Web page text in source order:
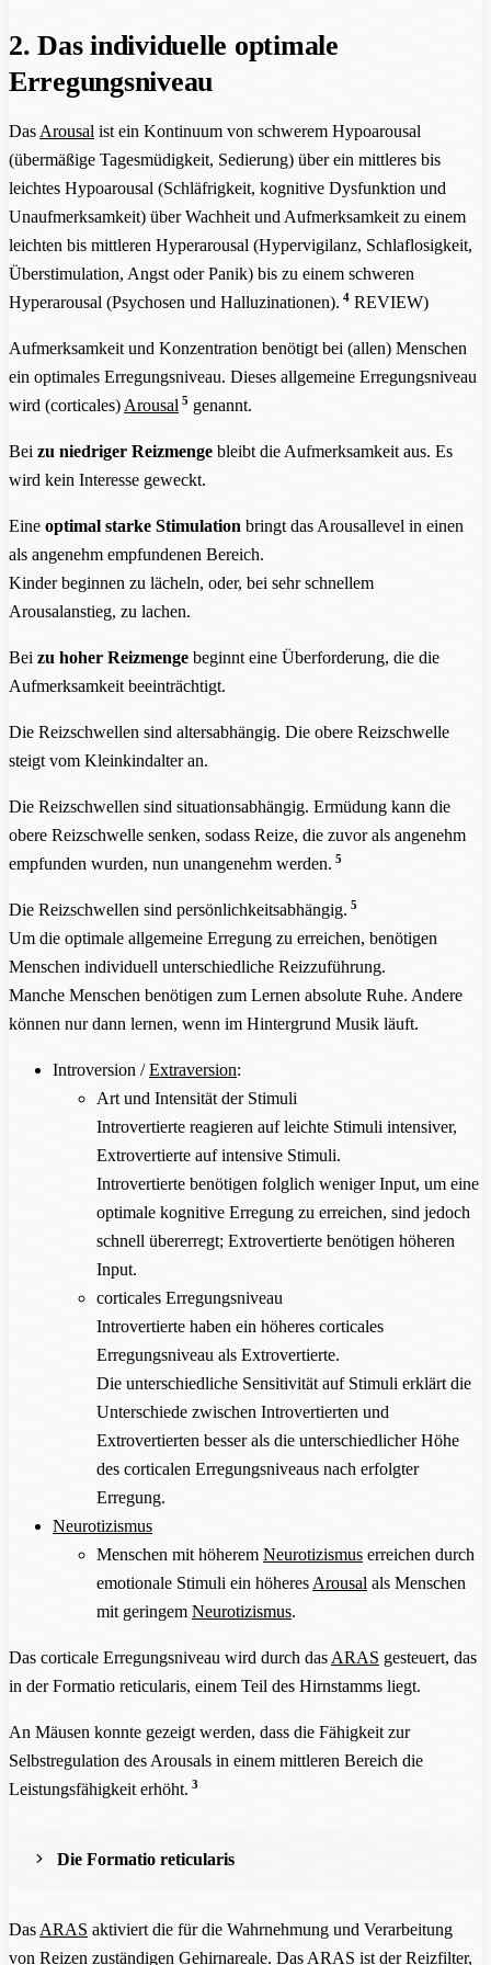
2. Das individuelle optimale
Erregungsniveau
Das Arousal ist ein Kontinuum von schwerem Hypoarousal
(übermäßige Tagesmüdigkeit, Sedierung) über ein mittleres bis
leichtes Hypoarousal (Schläfrigkeit, kognitive Dysfunktion und
Unaufmerksamkeit) über Wachheit und Aufmerksamkeit zu einem
leichten bis mittleren Hyperarousal (Hypervigilanz, Schlaflosigkeit,
Überstimulation, Angst oder Panik) bis zu einem schweren
Hyperarousal (Psychosen und Halluzinationen). 4REVIEW)
Aufmerksamkeit und Konzentration benötigt bei (allen) Menschen
ein optimales Erregungsniveau. Dieses allgemeine Erregungsniveau
wird (corticales) Arousal 5 genannt.
Bei zu niedriger Reizmenge bleibt die Aufmerksamkeit aus. Es
wird kein Interesse geweckt.
Eine optimal starke Stimulation bringt das Arousallevel in einen
als angenehm empfundenen Bereich.
Kinder beginnen zu lächeln, oder, bei sehr schnellem
Arousalanstieg, zu lachen.
Bei zu hoher Reizmenge beginnt eine Überforderung, die die
Aufmerksamkeit beeinträchtigt.
Die Reizschwellen sind altersabhängig. Die obere Reizschwelle
steigt vom Kleinkindalter an.
Die Reizschwellen sind situationsabhängig. Ermüdung kann die
obere Reizschwelle senken, sodass Reize, die zuvor als angenehm
empfunden wurden, nun unangenehm werden. 5
Die Reizschwellen sind persönlichkeitsabhängig. 5
Um die optimale allgemeine Erregung zu erreichen, benötigen
Menschen individuell unterschiedliche Reizzuführung.
Manche Menschen benötigen zum Lernen absolute Ruhe. Andere
können nur dann lernen, wenn im Hintergrund Musik läuft.
Introversion /Extraversion:
Art und Intensität der Stimuli
Introvertierte reagieren auf leichte Stimuli intensiver,
Extrovertierte auf intensive Stimuli.
Introvertierte benötigen folglich weniger Input, um eine
optimale kognitive Erregung zu erreichen, sind jedoch
schnell übererregt; Extrovertierte benötigen höheren
Input.
corticales Erregungsniveau
Introvertierte haben ein höheres corticales
Erregungsniveau als Extrovertierte.
Die unterschiedliche Sensitivität auf Stimuli erklärt die
Unterschiede zwischen Introvertierten und
Extrovertierten besser als die unterschiedlicher Höhe
des corticalen Erregungsniveaus nach erfolgter
Erregung.
Neurotizismus
Menschen mit höherem Neurotizismus erreichen durch
emotionale Stimuli ein höheres Arousal als Menschen
mit geringem Neurotizismus.
Das corticale Erregungsniveau wird durch das ARAS gesteuert, das
in der Formatio reticularis, einem Teil des Hirnstamms liegt.
An Mäusen konnte gezeigt werden, dass die Fähigkeit zur
Selbstregulation des Arousals in einem mittleren Bereich die
Leistungsfähigkeit erhöht. 3
Die Formatio reticularis
Säulen.
Das ARAS aktiviert die für die Wahrnehmung und Verarbeitung
von Reizen zuständigen Gehirnareale. Das ARAS ist der Reizfilter,